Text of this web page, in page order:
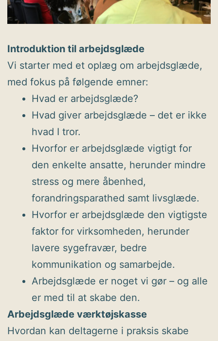
Introduktion til arbejdsglæde
Vi starter med et oplæg om arbejdsglæde,
med fokus på følgende emner:
Hvad er arbejdsglæde?
Hvad giver arbejdsglæde – det er ikke
hvad I tror.
Hvorfor er arbejdsglæde vigtigt for
den enkelte ansatte, herunder mindre
stress og mere åbenhed,
forandringsparathed samt livsglæde.
Hvorfor er arbejdsglæde den vigtigste
faktor for virksomheden, herunder
lavere sygefravær, bedre
kommunikation og samarbejde.
Arbejdsglæde er noget vi gør – og alle
er med til at skabe den.
Arbejdsglæde værktøjskasse
Hvordan kan deltagerne i praksis skabe